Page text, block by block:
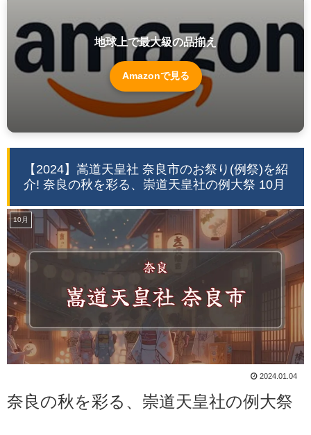
地球上で最大級の品揃え
Amazonで見る
【2024】嵩道天皇社 奈良市のお祭り(例祭)を紹
介! 奈良の秋を彩る、崇道天皇社の例大祭 10月
10月
2024.01.04
奈良の秋を彩る、崇道天皇社の例大祭